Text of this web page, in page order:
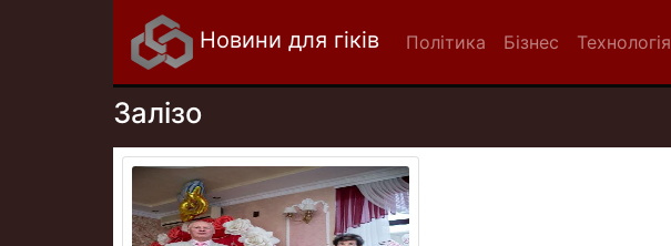
Новини для гіків Політика Бізнес Технологія
Залізо